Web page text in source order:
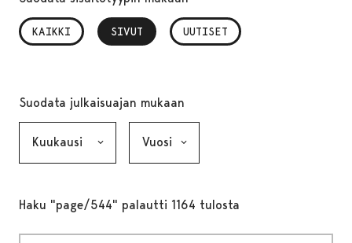
KAIKKI SIVUT
, VALITTU UUTISET
Suodata julkaisuajan mukaan
Haku "page/544" palautti 1164 tulosta